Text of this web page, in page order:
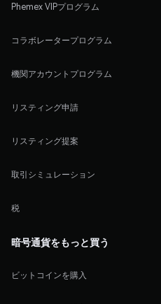
Phemex VIPプログラム
コラボレータープログラム
機関アカウントプログラム
リスティング申請
リスティング提案
取引シミュレーション
税
暗号通貨をもっと買う
ビットコインを購入